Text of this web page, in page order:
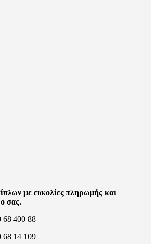
με ευκολίες πληρωμής και
σας.
68 400 88
68 14 109